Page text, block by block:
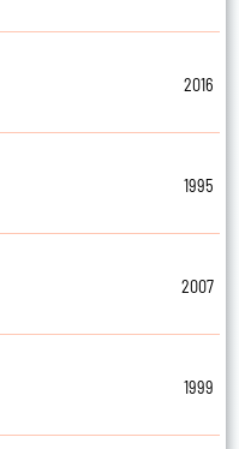
2016
1995
2007
1999